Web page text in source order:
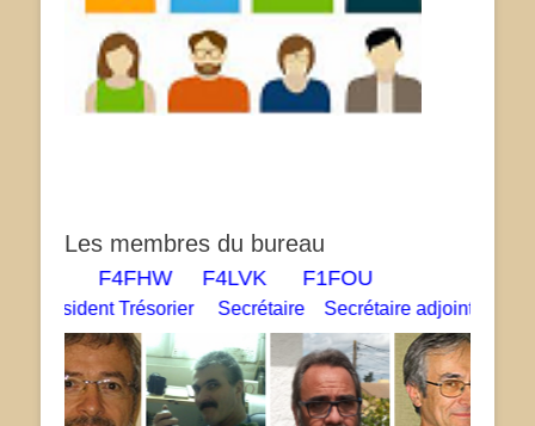
Les membres du bureau
F4FHW F4LVK F1FOU
Trésorier Secrétaire Secrétaire adjoint